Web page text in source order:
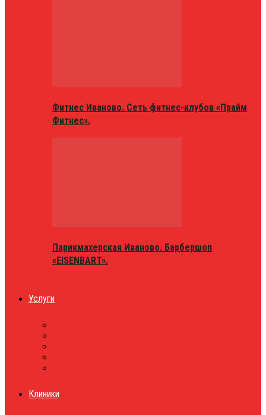
Фитнес Иваново. Сеть фитнес-клубов «Прайм
Фитнес».
Парикмахерская Иваново. Барбершоп
«EISENBART».
Услуги
Клиники